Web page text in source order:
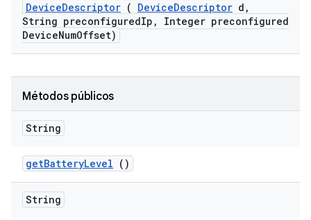
DeviceDescriptor ( DeviceDescriptor d ,
String preconfiguredIp ,
Integer preconfigured
DeviceNumOffset)
Métodos públicos
String
getBatteryLevel ()
String